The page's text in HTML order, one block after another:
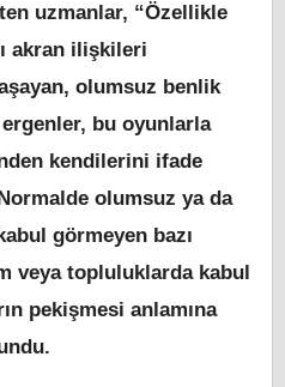
uzmanlar, “Özellikle
akran ilişkileri
olumsuz benlik
bu oyunlarla
kendilerini ifade
olumsuz ya da
görmeyen bazı
veya topluluklarda kabul
pekişmesi anlamına